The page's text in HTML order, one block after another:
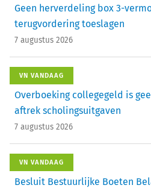
Geen herverdeling box 3-
terugvordering toeslagen
7 augustus 2026
VN VANDAAG
Overboeking collegegeld is
aftrek scholingsuitgaven
7 augustus 2026
VN VANDAAG
Besluit Bestuurlijke Boeten